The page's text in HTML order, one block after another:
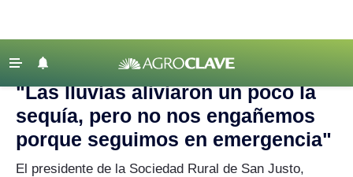
Agricultura
Ganadería
Lechería
‹ VOLVER
Agroclave sequía
"Las lluvias aliviaron un poco la
sequía, pero no nos engañemos
porque seguimos en emergencia"
El presidente de la Sociedad Rural de San Justo,